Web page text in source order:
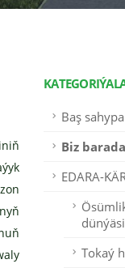
Baş sahypa
Biz barada
EDARA-
Tokaý